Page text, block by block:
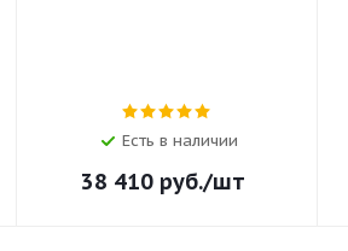
Есть в наличии
38 410 руб./шт